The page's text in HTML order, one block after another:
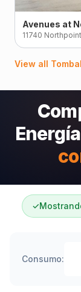
Avenues at
11740
View all
✓
Consumo: